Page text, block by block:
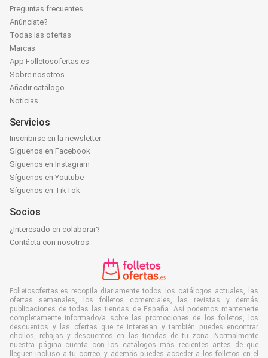
Preguntas frecuentes
Anúnciate?
Todas las ofertas
Marcas
App Folletosofertas.es
Sobre nosotros
Añadir catálogo
Noticias
Servicios
Inscribirse en la newsletter
Síguenos en Facebook
Síguenos en Instagram
Síguenos en Youtube
Síguenos en TikTok
Socios
¿Interesado en colaborar?
Contácta con nosotros
Folletosofertas.es recopila diariamente todos los catálogos actuales, las
ofertas semanales, los folletos comerciales, las revistas y demás
publicaciones de todas las tiendas de España. Así podemos mantenerte
completamente informado/a sobre las promociones de los folletos, los
descuentos y las ofertas que te interesan y también puedes encontrar
chollos, rebajas y descuentos en las tiendas de tu zona. Normalmente
nuestra página cuenta con los catálogos más recientes antes de que
lleguen incluso a tu correo, y además puedes acceder a los folletos en el